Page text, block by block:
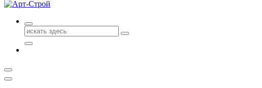
Поиск
для: